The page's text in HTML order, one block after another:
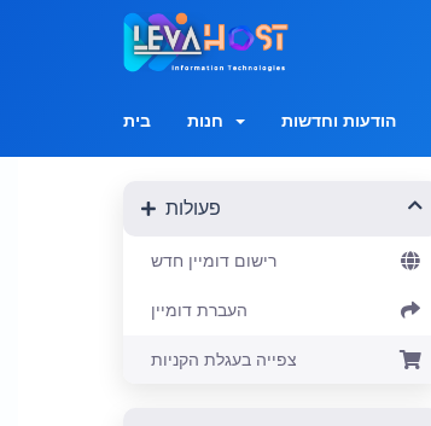
בית הודעות וחדשות
פעולות
רישום דומיין חדש
העברת דומיין
צפייה בעגלת הקניות